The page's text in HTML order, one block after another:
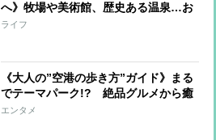
へ》牧場や美術館、歴史ある温泉…お
すすめの「大人のお散歩」スポット
ライフ
《大人の”空港の歩き方”ガイド》まる
でテーマパーク!? 絶品グルメから癒
しの温泉、極上スイーツ、お土産、江
エンタメ